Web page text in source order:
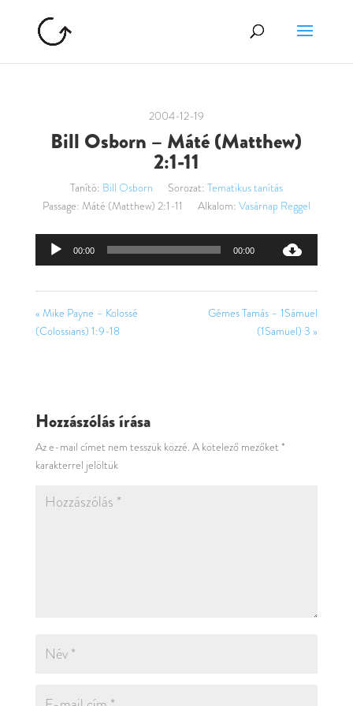
2004-12-19
Bill Osborn – Máté (Matthew)
2:1-11
Tanító: Bill Osborn Sorozat: Tematikus tanítás
Passage: Máté (Matthew) 2:1-11 Alkalom: Vasárnap Reggel
Audió
00:00 00:00
« Mike Payne – Kolossé
(Colossians) 1:9-18
Gémes Tamás – 1Sámuel
(1Samuel) 3 »
Hozzászólás írása
Az e-mail címet nem tesszük közzé. A kötelező mezőket *
karakterrel jelöltük